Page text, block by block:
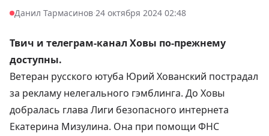
Данил Тармасинов·24 октября 2024 02:48
Твич и телеграм-канал Ховы по-прежнему
доступны.
Ветеран русского ютуба Юрий Хованский пострадал
за рекламу нелегального гэмблинга. До Ховы
добралась глава Лиги безопасного интернета
Екатерина Мизулина. Она при помощи ФНС